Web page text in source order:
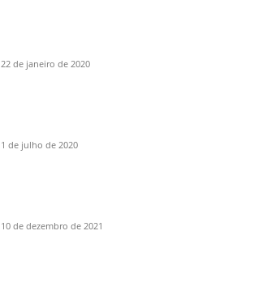
22 de janeiro de 2020
1 de julho de 2020
10 de dezembro de 2021